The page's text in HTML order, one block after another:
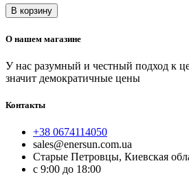
В корзину
О нашем магазине
У нас разумный и честный подход к
значит демократичные цены
Контакты
+38 0674114050
sales@enersun.com.ua
Старые Петровцы, Киевская
c 9:00 до 18:00